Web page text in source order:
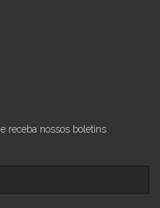
e receba nossos boletins